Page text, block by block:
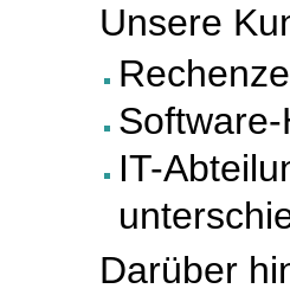
Unsere
IT-
Darüber